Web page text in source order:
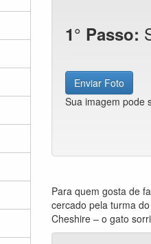
1° Passo:
Enviar Foto
Sua imagem pode
Para quem gosta de
cercado pela turma
Cheshire – o gato